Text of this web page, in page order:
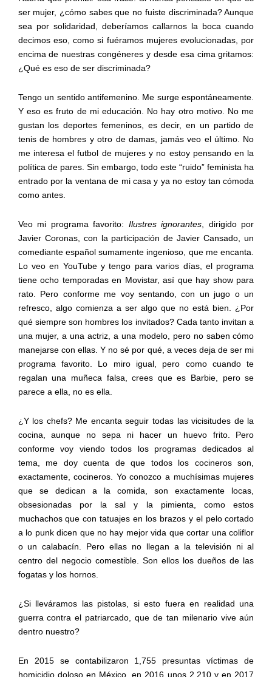
ser mujer, ¿cómo sabes que no fuiste discriminada? Aunque
sea por solidaridad, deberíamos callarnos la boca cuando
decimos eso, como si fuéramos mujeres evolucionadas, por
encima de nuestras congéneres y desde esa cima gritamos:
¿Qué es eso de ser discriminada?
Tengo un sentido antifemenino. Me surge espontáneamente.
Y eso es fruto de mi educación. No hay otro motivo. No me
gustan los deportes femeninos, es decir, en un partido de
tenis de hombres y otro de damas, jamás veo el último. No
me interesa el futbol de mujeres y no estoy pensando en la
política de pares. Sin embargo, todo este “ruido” feminista ha
entrado por la ventana de mi casa y ya no estoy tan cómoda
como antes.
Veo mi programa favorito: Ilustres ignorantes , dirigido por
Javier Coronas, con la participación de Javier Cansado, un
comediante español sumamente ingenioso, que me encanta.
Lo veo en YouTube y tengo para varios días, el programa
tiene ocho temporadas en Movistar, así que hay show para
rato. Pero conforme me voy sentando, con un jugo o un
refresco, algo comienza a ser algo que no está bien. ¿Por
qué siempre son hombres los invitados? Cada tanto invitan a
una mujer, a una actriz, a una modelo, pero no saben cómo
manejarse con ellas. Y no sé por qué, a veces deja de ser mi
programa favorito. Lo miro igual, pero como cuando te
regalan una muñeca falsa, crees que es Barbie, pero se
parece a ella, no es ella.
¿Y los chefs? Me encanta seguir todas las vicisitudes de la
cocina, aunque no sepa ni hacer un huevo frito. Pero
conforme voy viendo todos los programas dedicados al
tema, me doy cuenta de que todos los cocineros son,
exactamente, cocineros. Yo conozco a muchísimas mujeres
que se dedican a la comida, son exactamente locas,
obsesionadas por la sal y la pimienta, como estos
muchachos que con tatuajes en los brazos y el pelo cortado
a lo punk dicen que no hay mejor vida que cortar una coliflor
o un calabacín. Pero ellas no llegan a la televisión ni al
centro del negocio comestible. Son ellos los dueños de las
fogatas y los hornos.
¿Si lleváramos las pistolas, si esto fuera en realidad una
guerra contra el patriarcado, que de tan milenario vive aún
dentro nuestro?
En 2015 se contabilizaron 1,755 presuntas víctimas de
homicidio doloso en México, en 2016 unos 2,210 y en 2017